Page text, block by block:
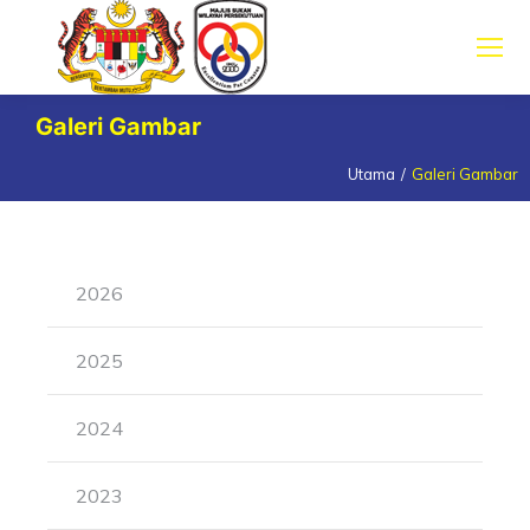
Galeri Gambar
Utama Galeri Gambar
2026
2025
2024
2023